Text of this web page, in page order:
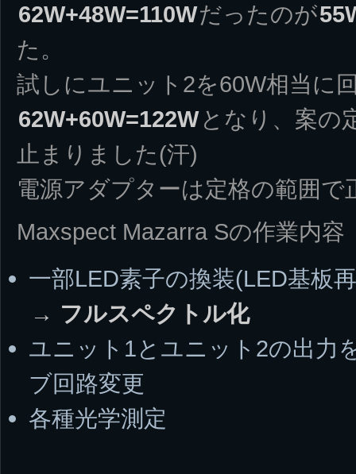
62W+48W=110Wだったのが
た。
試しにユニット2を60W相当に
62W+60W=122W となり、案の
止まりました(汗)
電源アダプターは定格の範囲
Maxspect Mazarra Sの作業内容
一部LED素子の換装(LED基板
→ フルスペクトル化
ユニット1とユニット2の出力
ブ回路変更
各種光学測定